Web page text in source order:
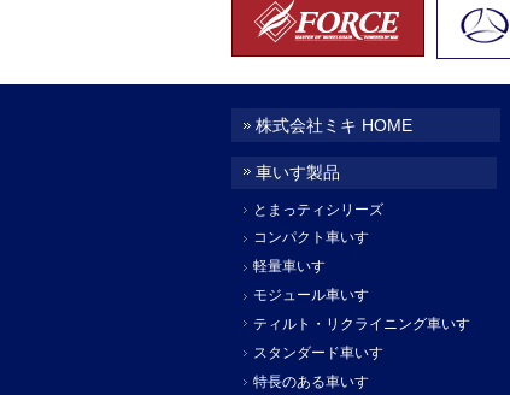
株式会社ミキ HOME
車いす製品
とまっティシリーズ
コンパクト車いす
軽量車いす
モジュール車いす
ティルト・リクライニング車いす
スタンダード車いす
特長のある車いす